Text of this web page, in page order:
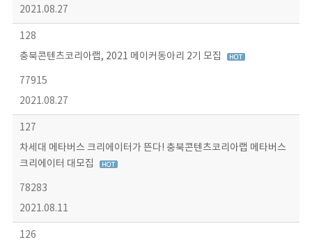
2021.08.27
128
충북콘텐츠코리아랩, 2021 메이커동아리 2기 모집
77915
2021.08.27
127
차세대 메타버스 크리에이터가 뜬다! 충북콘텐츠코리아랩 메타버스
크리에이터 대모집
78283
2021.08.11
126